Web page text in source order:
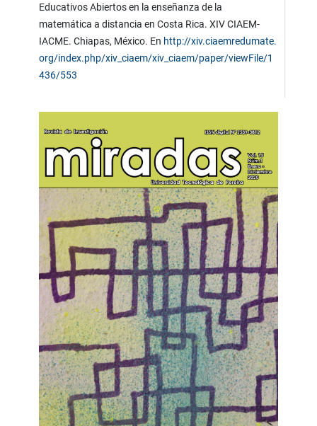
Educativos Abiertos en la enseñanza de la
matemática a distancia en Costa Rica. XIV CIAEM-
IACME. Chiapas, México. En http://xiv.ciaemredumate.
org/index.php/xiv_ciaem/xiv_ciaem/paper/viewFile/1
436/553